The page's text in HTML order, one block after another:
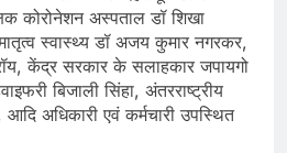
कोरोनेशन अस्पताल डॉ शिखा
मातृत्व स्वास्थ्य डॉ अजय कुमार नगरकर,
केंद्र सरकार के सलाहकार जपायगो
बिजाली सिंहा, अंतरराष्ट्रीय
अधिकारी एवं कर्मचारी उपस्थित